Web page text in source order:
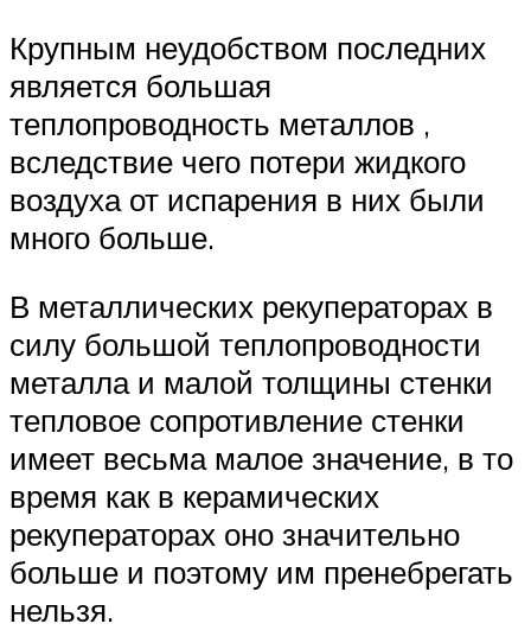
Крупным неудобством последних
является большая
теплопроводность металлов ,
вследствие чего потери жидкого
воздуха от испарения в них были
много больше.
В металлических рекуператорах в
силу большой теплопроводности
металла и малой толщины стенки
тепловое сопротивление стенки
имеет весьма малое значение, в то
время как в керамических
рекуператорах оно значительно
больше и поэтому им пренебрегать
нельзя.